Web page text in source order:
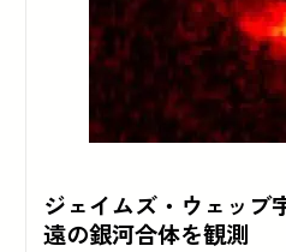
ジェイムズ・ウェッブ
遠の銀河合体を観測